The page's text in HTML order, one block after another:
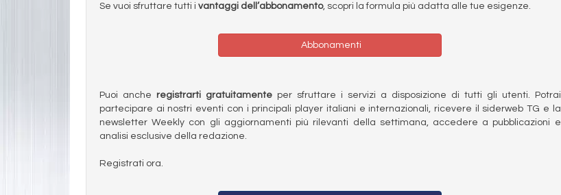
Se vuoi sfruttare tutti i vantaggi dell’abbonamento, scopri la formula più adatta alle tue esigenze.
Abbonamenti
Puoi anche registrarti gratuitamenteper sfruttare i servizi a disposizione di tutti gli utenti. Potrai
partecipare ai nostri eventi con i principali player italiani e internazionali, ricevere il siderweb TG e la
newsletter Weekly con gli aggiornamenti più rilevanti della settimana, accedere a pubblicazioni e
analisi esclusive della redazione.
Registrati ora.